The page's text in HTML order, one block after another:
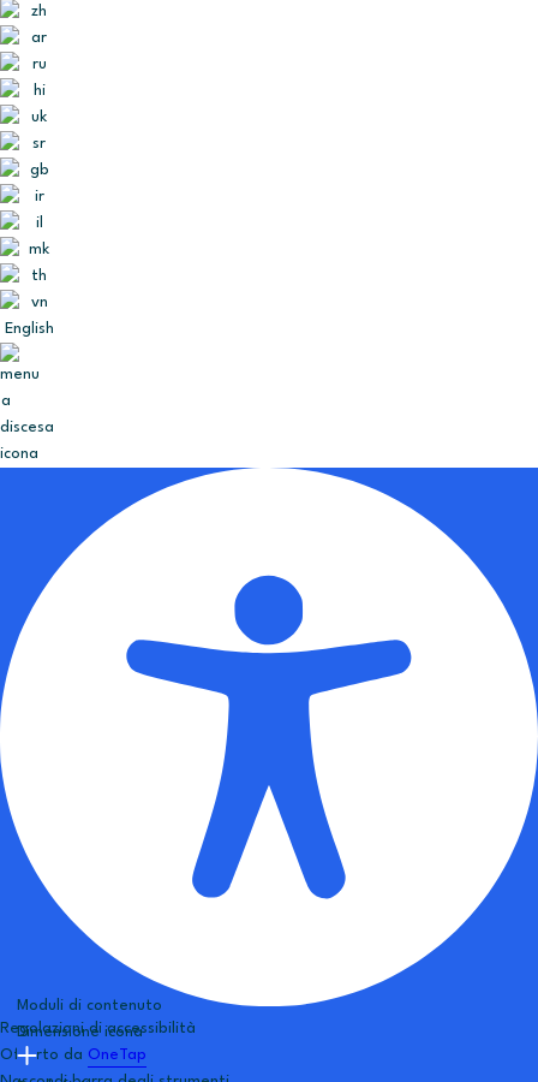
English
Regolazioni di accessibilità
Offerto da OneTap
Moduli di contenuto
Dimensione icona